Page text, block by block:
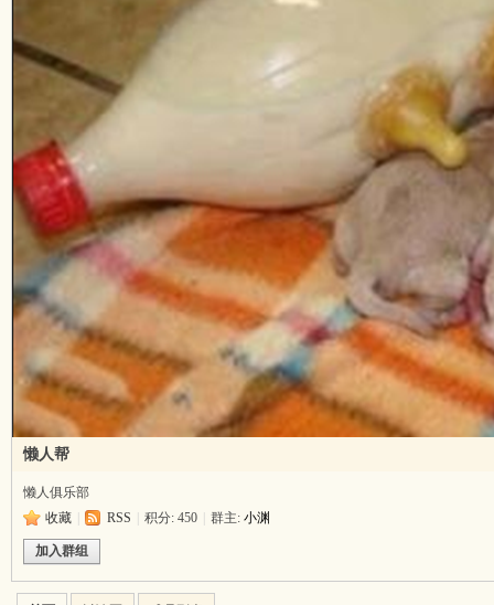
声
懒人帮
懒人俱乐部
收藏
RSS 积分: 450 群主: 小渊
加入群组